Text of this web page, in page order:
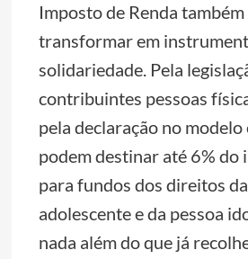
Imposto de Renda também
transformar em
solidariedade. Pela
contribuintes pessoas
pela declaração no
podem destinar até 6% do
para fundos dos direitos
adolescente e da pessoa
nada além do que já